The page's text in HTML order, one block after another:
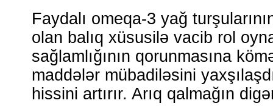
Faydalı omeqa-3 yağ
olan balıq xüsusilə vacib rol
sağlamlığının qorunmasına
maddələr mübadiləsini
hissini artırır. Arıq qalmağın